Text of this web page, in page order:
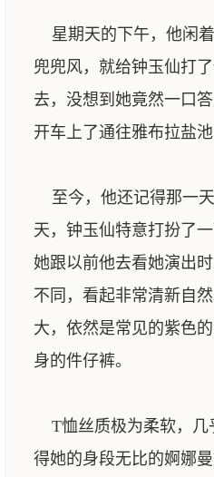
星期天的下午，他闲
兜兜风，就给钟玉仙打
去，没想到她竟然一口
开车上了通往雅布拉盐池
至今，他还记得那一
天，钟玉仙特意打扮了
她跟以前他去看她演出
不同，看起非常清新自
大，依然是常见的紫色
身的件仔裤。
T恤丝质极为柔软，几
得她的身段无比的婀娜